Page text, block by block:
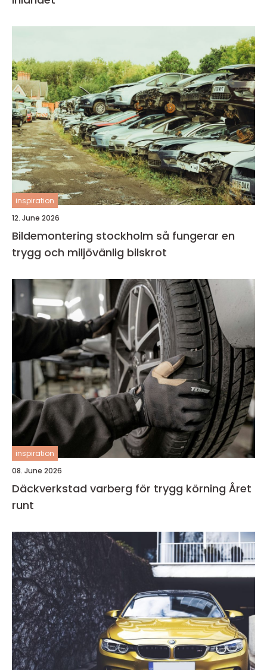
inspiration
12. June 2026
Bildemontering stockholm så fungerar en
trygg och miljövänlig bilskrot
inspiration
08. June 2026
Däckverkstad varberg för trygg körning Året
runt